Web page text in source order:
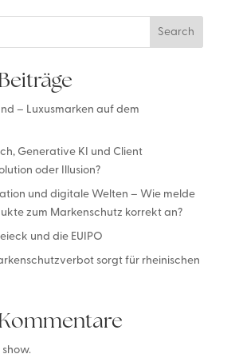
Search
– Luxusmarken auf dem
Generative KI und Client
oder Illusion?
und digitale Welten – Wie melde
zum Markenschutz korrekt an?
und die EUIPO
sorgt für rheinischen